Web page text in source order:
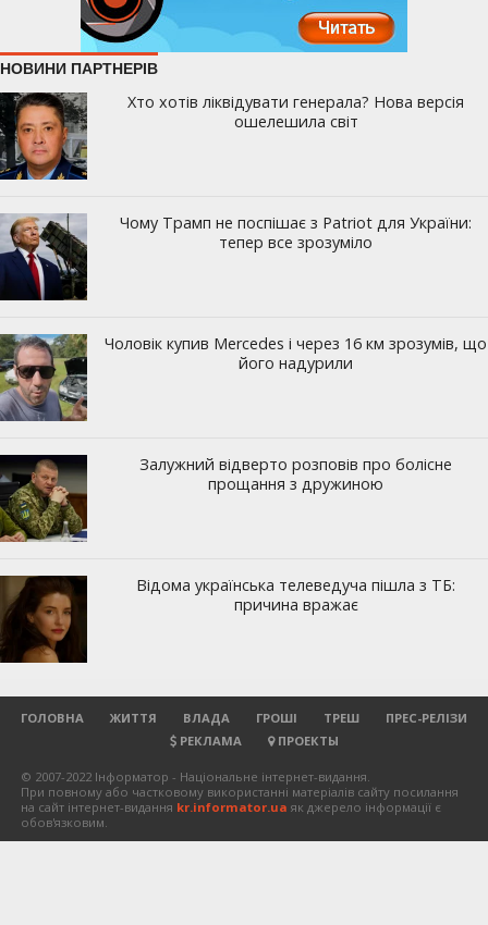
ГОЛОВНА ЖИТТЯ ВЛАДА ГРОШІ ТРЕШ
ПРЕС-РЕЛІЗИ
РЕКЛАМА
ПРОЕКТЫ
© 2007-2022 Інформатор - Національне інтернет-видання.
При повному або частковому використанні матеріалів сайту посилання
на сайт інтернет-видання kr.informator.ua як джерело інформації є
обов'язковим.